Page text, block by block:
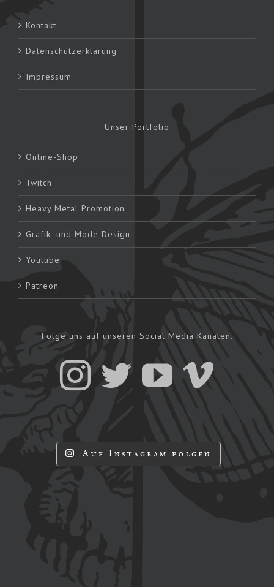
Kontakt
Datenschutzerklärung
Impressum
Unser Portfolio
Online-Shop
Twitch
Heavy Metal Promotion
Grafik- und Mode Design
Youtube
Patreon
Folge uns auf unseren Social Media Kanälen.
Auf Instagram folgen